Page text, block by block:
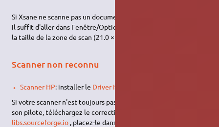
Si Xsane ne scanne pas un document à ses bonnes dimensions,
il suffit d'aller dans Fenêtre/Options avancées, puis de changer
la taille de la zone de scan (21.0 × 29.7cm pour un format A4).
Scanner non reconnu
Scanner HP: installer le Driver HPLIP
Si votre scanner n'est toujours pas détecté après avoir installé
son pilote, téléchargez le correctif San-Libs :
libs.sourceforge.io , placez-le dans un dossier de votre choix,